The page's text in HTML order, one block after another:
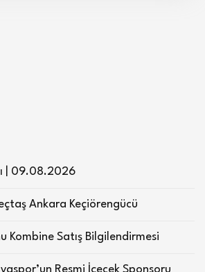
| 09.08.2026
Ankara Keçiörengücü
Kombine Satış Bilgilendirmesi
Resmi İçecek Sponsoru